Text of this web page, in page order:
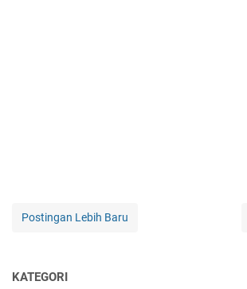
Postingan Lebih Baru
KATEGORI